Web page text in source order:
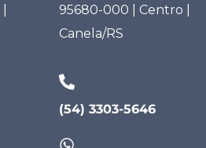
95680-000 | Centro |
Canela/RS
(54) 3303-5646